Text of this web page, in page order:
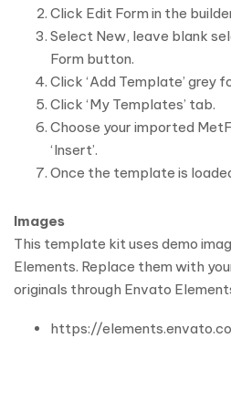
Click Edit Form in the
Select New, leave blank
Form button.
Click ‘Add Template’ grey
Click ‘My Templates’ tab.
Choose your imported
‘Insert’.
Once the template is
Images
This template kit uses demo
Elements. Replace them with
originals through Envato
https://